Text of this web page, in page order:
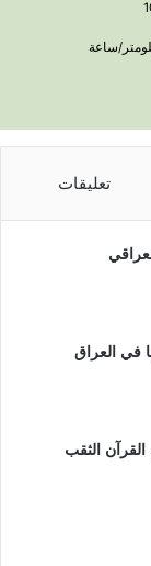
تعليقات
في العراق
الثقب